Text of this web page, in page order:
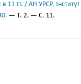
11 тт. / АН УРСР.
— Т. 2. — С. 11.